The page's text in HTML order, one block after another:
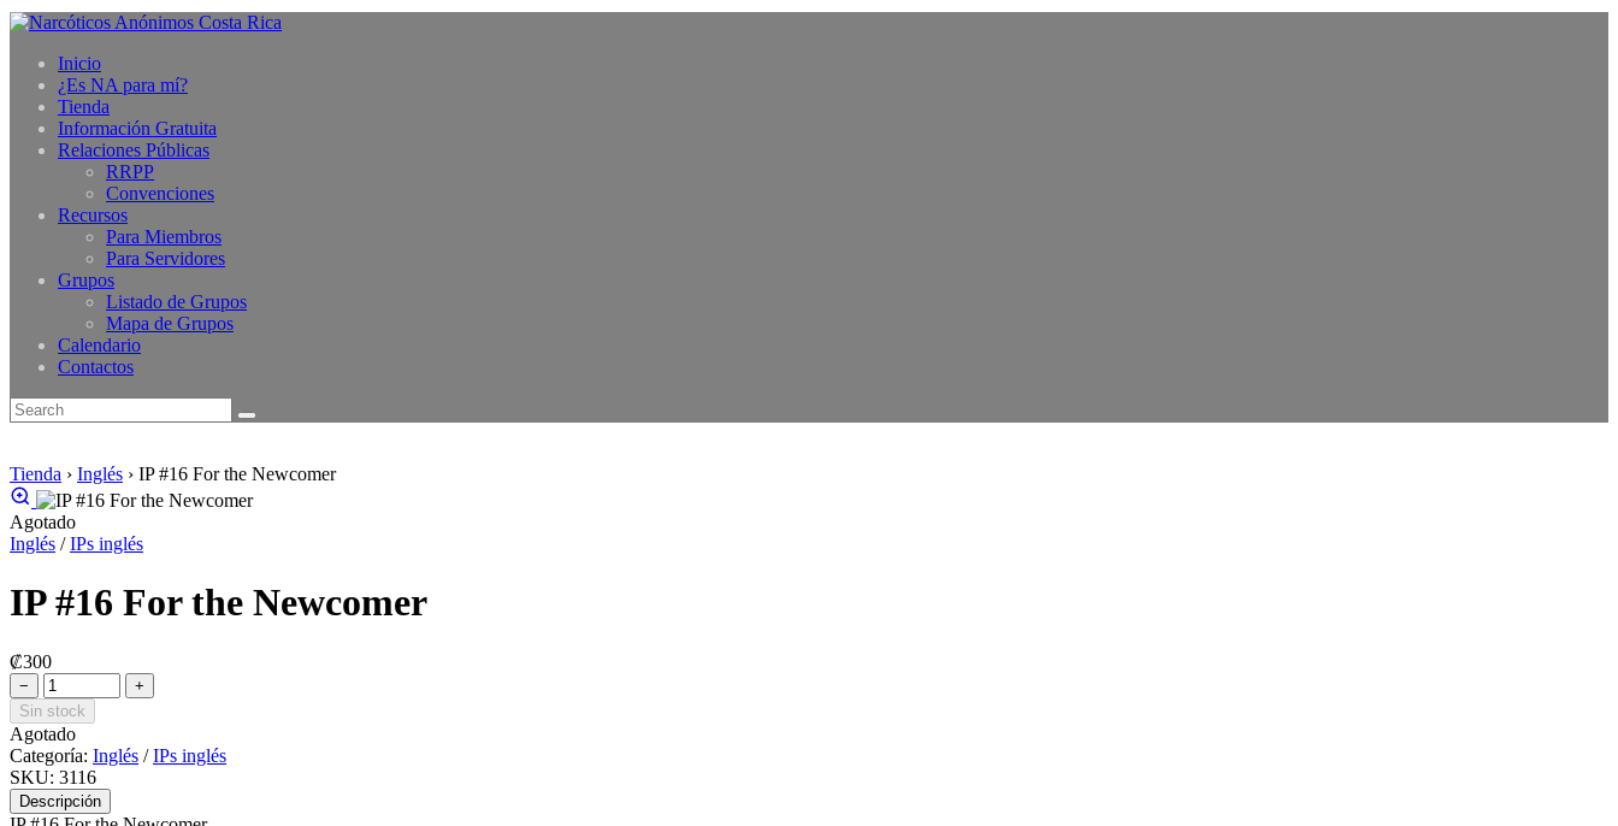
Inicio
¿Es NA para mí?
Tienda
Información Gratuita
Relaciones Públicas
RRPP
Convenciones
Recursos
Para Miembros
Para Servidores
Grupos
Listado de Grupos
Mapa de Grupos
Calendario
Contactos
Tienda › Inglés › IP #16 For the Newcomer
Agotado
Inglés /IPs inglés
IP #16 For the Newcomer
₡300
−
+
Sin stock
Agotado
Categoría: Inglés /IPs inglés
SKU: 3116
Descripción